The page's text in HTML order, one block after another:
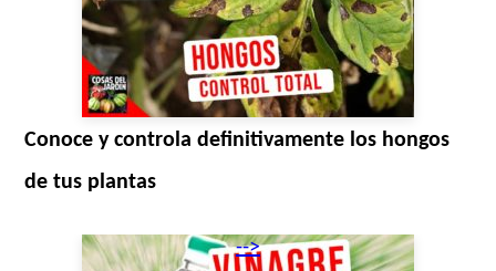
Conoce y controla definitivamente los hongos
de tus plantas
-->